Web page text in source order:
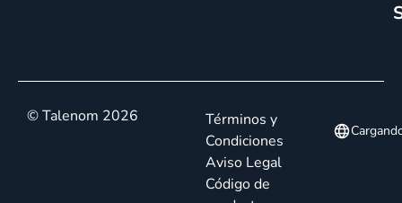
© Talenom 2026
Términos y
Condiciones
Aviso Legal
Código de